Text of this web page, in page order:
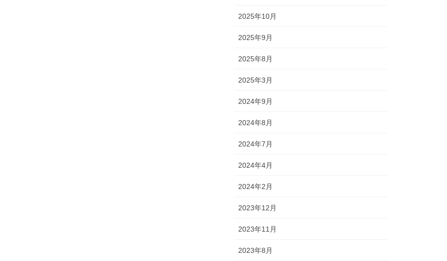
2025年10月
2025年9月
2025年8月
2025年3月
2024年9月
2024年8月
2024年7月
2024年4月
2024年2月
2023年12月
2023年11月
2023年8月